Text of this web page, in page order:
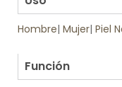
Hombre| Mujer| Piel
Función